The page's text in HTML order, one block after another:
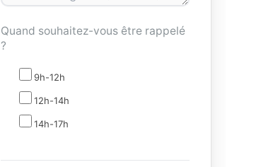
Quand souhaitez-vous être rappelé
?
9h-12h
12h-14h
14h-17h